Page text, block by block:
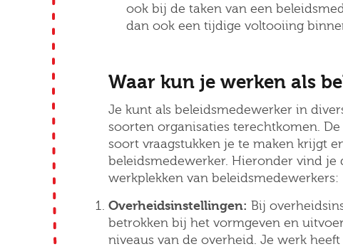
ook bij de taken van een
dan ook een tijdige voltooiing
Waar kun je werken als
Je kunt als beleidsmedewerker in
soorten organisaties terechtkomen.
soort vraagstukken je te maken krijgt
beleidsmedewerker. Hieronder vind je
werkplekken van beleidsmedewerkers:
Overheidsinstellingen: Bij
betrokken bij het vormgeven en
niveaus van de overheid. Je werk